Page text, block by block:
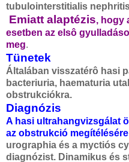
tubulointerstitialis
Emiatt alaptézis, hogy
esetben az elsô
meg.
Tünetek
Általában visszatérô hasi
bacteriuria, haematuria
obstrukciókra.
Diagnózis
A hasi ultrahangvizsgálat
az obstrukció megítélésére
urographia és a myctiós
diagnózist. Dinamikus és